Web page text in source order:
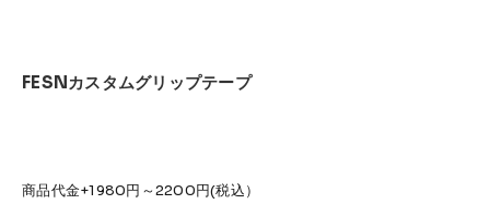
FESNカスタムグリップテープ
商品代金+1980円～2200円(税込）